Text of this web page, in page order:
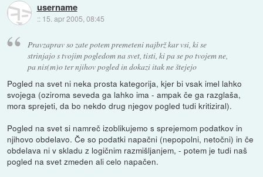
username
:: 15. apr 2005, 08:45
Pravzaprav so zate potem premeteni najbrž kar vsi, ki se
strinjajo s tvojim pogledom na svet, tisti, ki pa se po tvojem ne,
pa nis(m)o ter njihov pogled in dokazi itak ne štejejo
Pogled na svet ni neka prosta kategorija, kjer bi vsak imel lahko
svojega (oziroma seveda ga lahko ima - ampak če ga razglaša,
mora sprejeti, da bo nekdo drug njegov pogled tudi kritiziral).
Pogled na svet si namreč izoblikujemo s sprejemom podatkov in
njihovo obdelavo. Če so podatki napačni (nepopolni, netočni) in če
obdelava ni v skladu z logičnim razmišljanjem, - potem je tudi naš
pogled na svet zmeden ali celo napačen.